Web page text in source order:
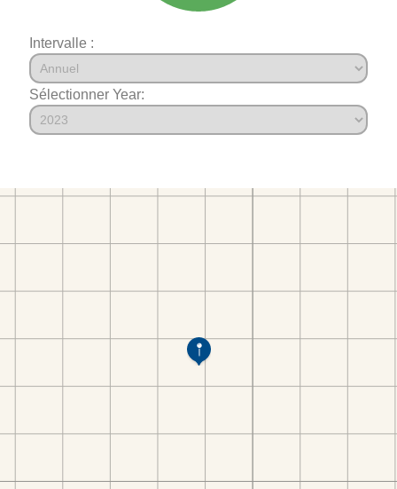
Intervalle :
Sélectionner Year: